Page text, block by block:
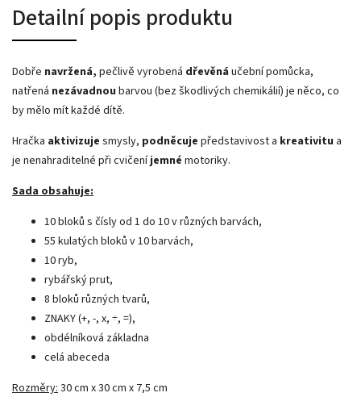
Detailní popis produktu
Dobře navržená, pečlivě vyrobená dřevěná učební pomůcka,
natřená nezávadnou barvou (bez škodlivých chemikálií) je něco, co
by mělo mít každé dítě.
Hračka aktivizuje smysly, podněcuje představivost a kreativitu a
je nenahraditelné při cvičeníjemné motoriky.
Sada obsahuje:
10 bloků s čísly od 1 do 10 v různých barvách,
55 kulatých bloků v 10 barvách,
10 ryb,
rybářský prut,
8 bloků různých tvarů,
ZNAKY (+, -, x, ÷, =),
obdélníková základna
celá abeceda
Rozměry: 30 cm x 30 cm x 7,5 cm